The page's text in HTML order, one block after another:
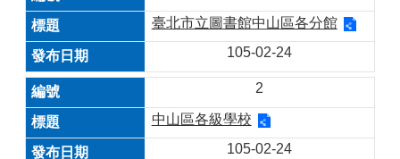
臺北市立圖書館中山區各分館
105-02-24
2
中山區各級學校
105-02-24